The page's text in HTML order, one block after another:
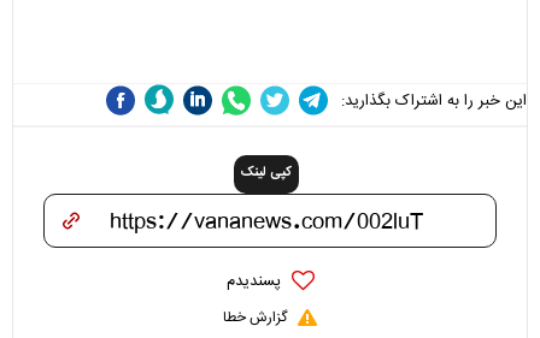
این خبر را به اشتراک بگذارید:
کپی لینک
پسندیدم
گزارش خطا